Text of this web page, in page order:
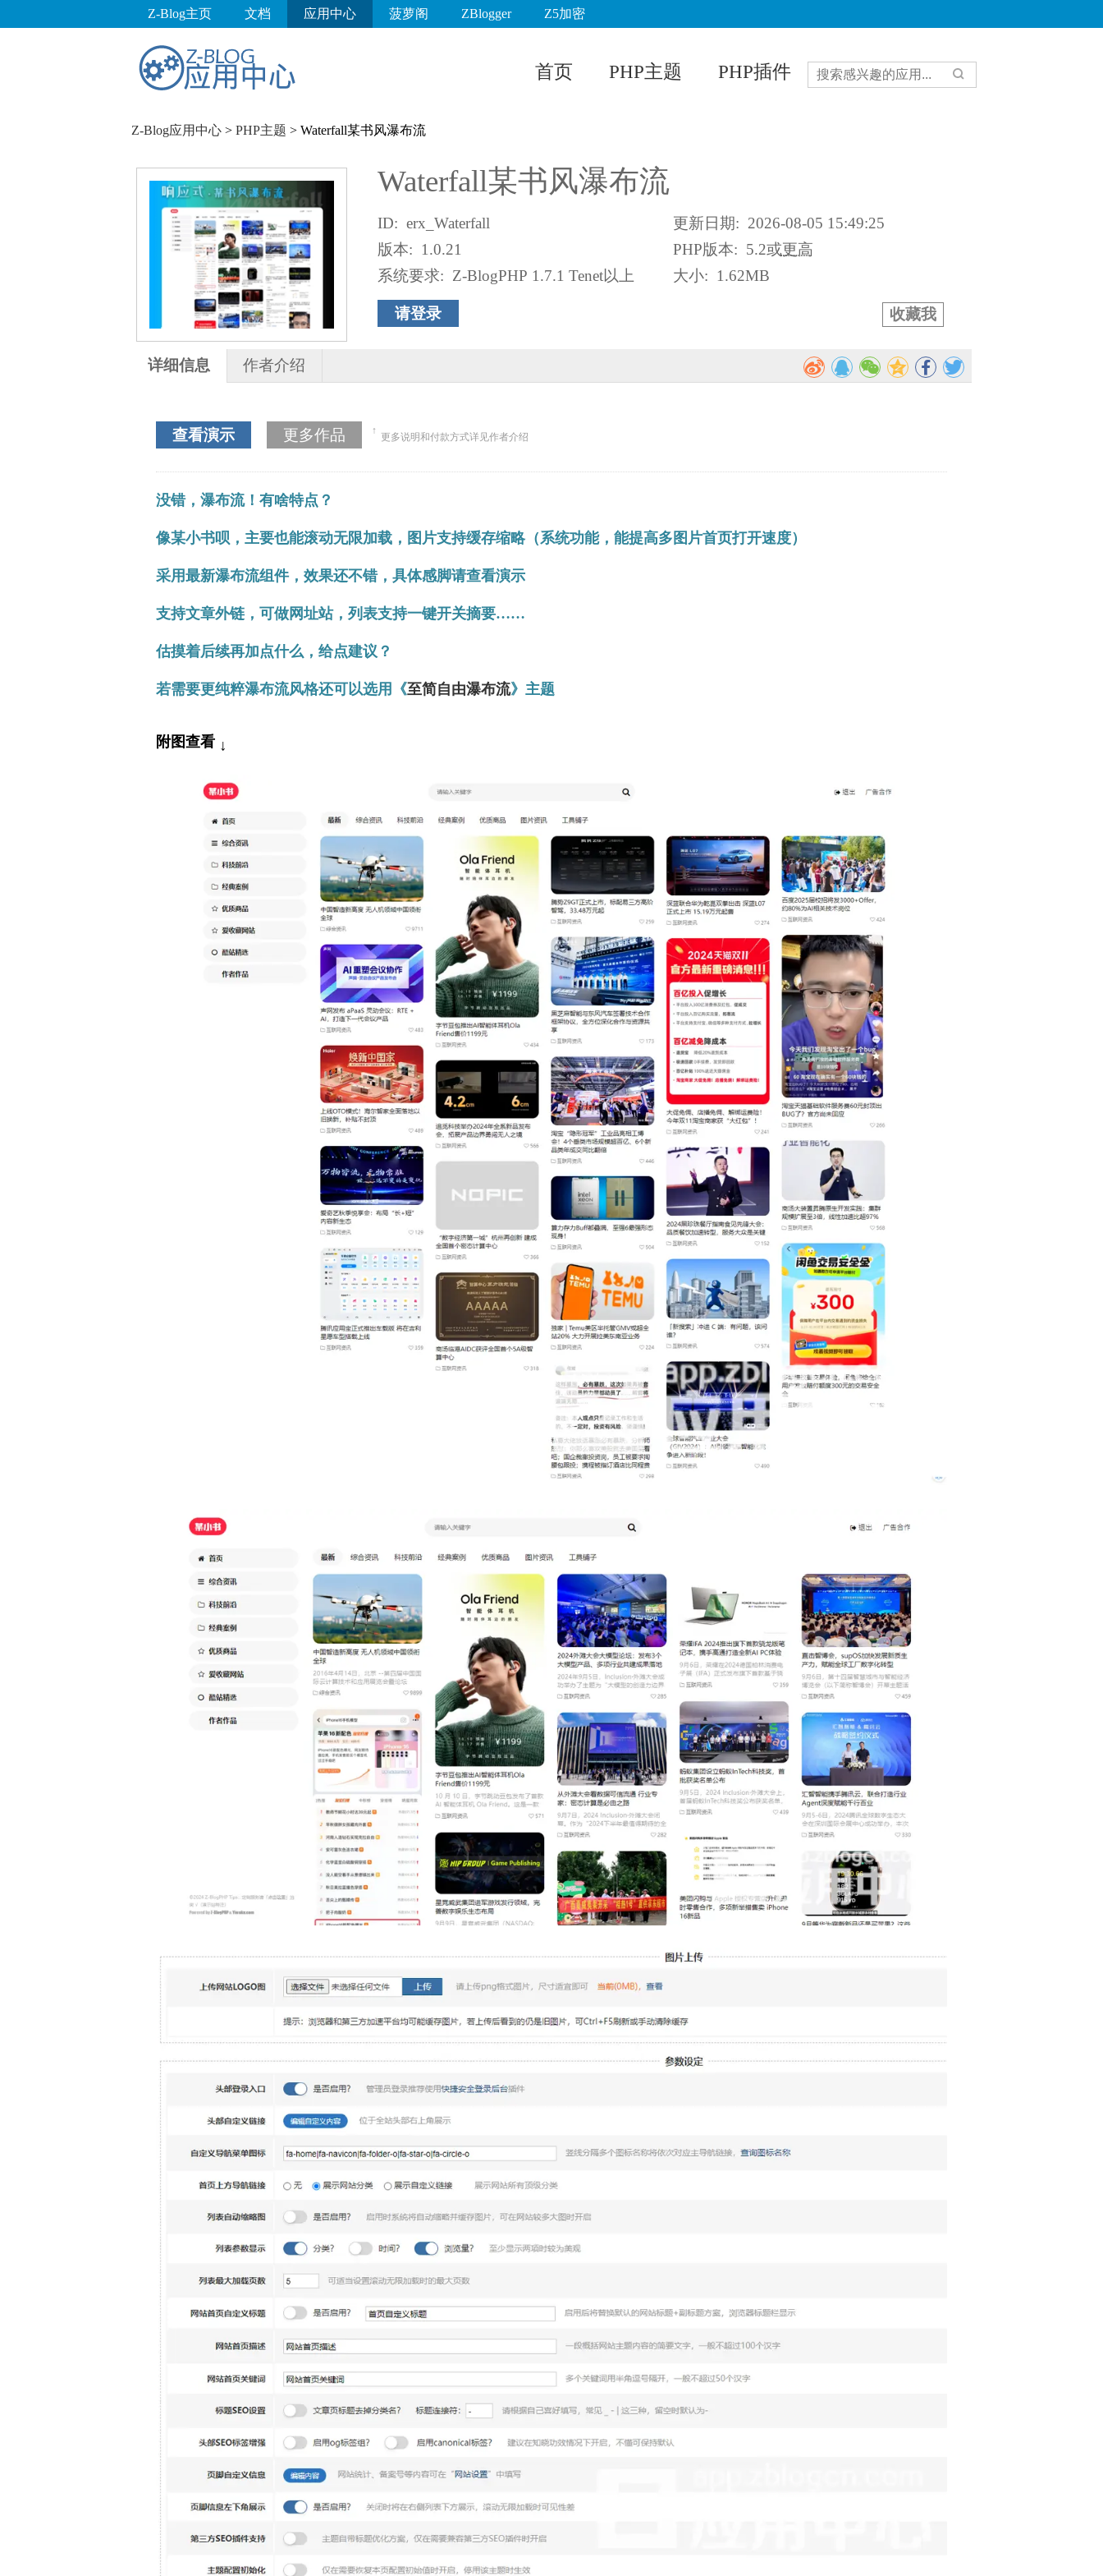
Z-Blog主页 文档 应用中心 菠萝阁 ZBlogger Z5加密
首页 PHP主题 PHP插件
Z-Blog应用中心 > PHP主题 > Waterfall某书风瀑布流
Waterfall某书风瀑布流
ID: erx_Waterfall
版本: 1.0.21
系统要求: Z-BlogPHP 1.7.1 Tenet以上
更新日期: 2026-08-05 15:49:25
PHP版本: 5.2或更高
大小: 1.62MB
收藏我
请登录
详细信息 作者介绍
查看演示 更多作品 ↑
更多说明和付款方式详见作者介绍
没错，瀑布流！有啥特点？
像某小书呗，主要也能滚动无限加载，图片支持缓存缩略（系统功能，能提高多图片首页打开速度）
采用最新瀑布流组件，效果还不错，具体感脚请查看演示
支持文章外链，可做网址站，列表支持一键开关摘要……
估摸着后续再加点什么，给点建议？
若需要更纯粹瀑布流风格还可以选用《至简自由瀑布流》主题
附图查看 ↓